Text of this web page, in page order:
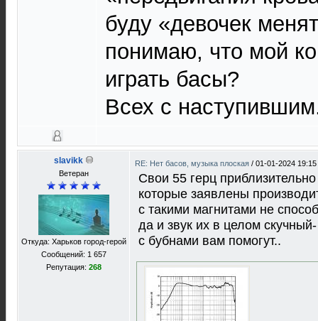
буду «девочек
понимаю, что мой
играть басы?
Всех с
slavikk
Ветеран
Откуда: Харьков город-герой
Сообщений: 1 657
Репутация: 268
RE: Нет басов, музыка плоская / 01-01-2024 19:15
Свои 55 герц
которые заявлены
с такими магнитами не
да и звук их в целом
с бубнами вам помогут..